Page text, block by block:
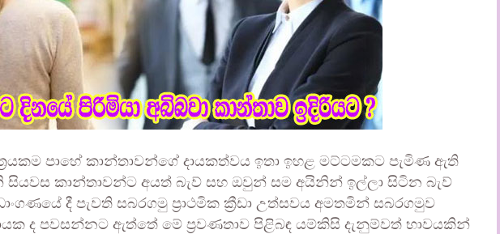
පාහේ කාන්තාවන්ගේ දායකත්වය ඉතා ඉහළ මට්ටමකට පැමිණ ඇති
සියවස කාන්තාවන්ට අයත් බැව් සහ ඔවුන් සම අයිනින් ඉල්ලා සිටින බැව්
දී පැවති සබරගමු ප්‍රාථමික ක්‍රීඩා උත්සවය අමතමින් සබරගමුව
ද පවසන්නට ඇත්තේ මේ ප්‍රවණතාව පිළිබඳ යම්කිසි දැනුම්වත් භාවයකින්